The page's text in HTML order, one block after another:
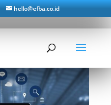
hello@efba.co.id